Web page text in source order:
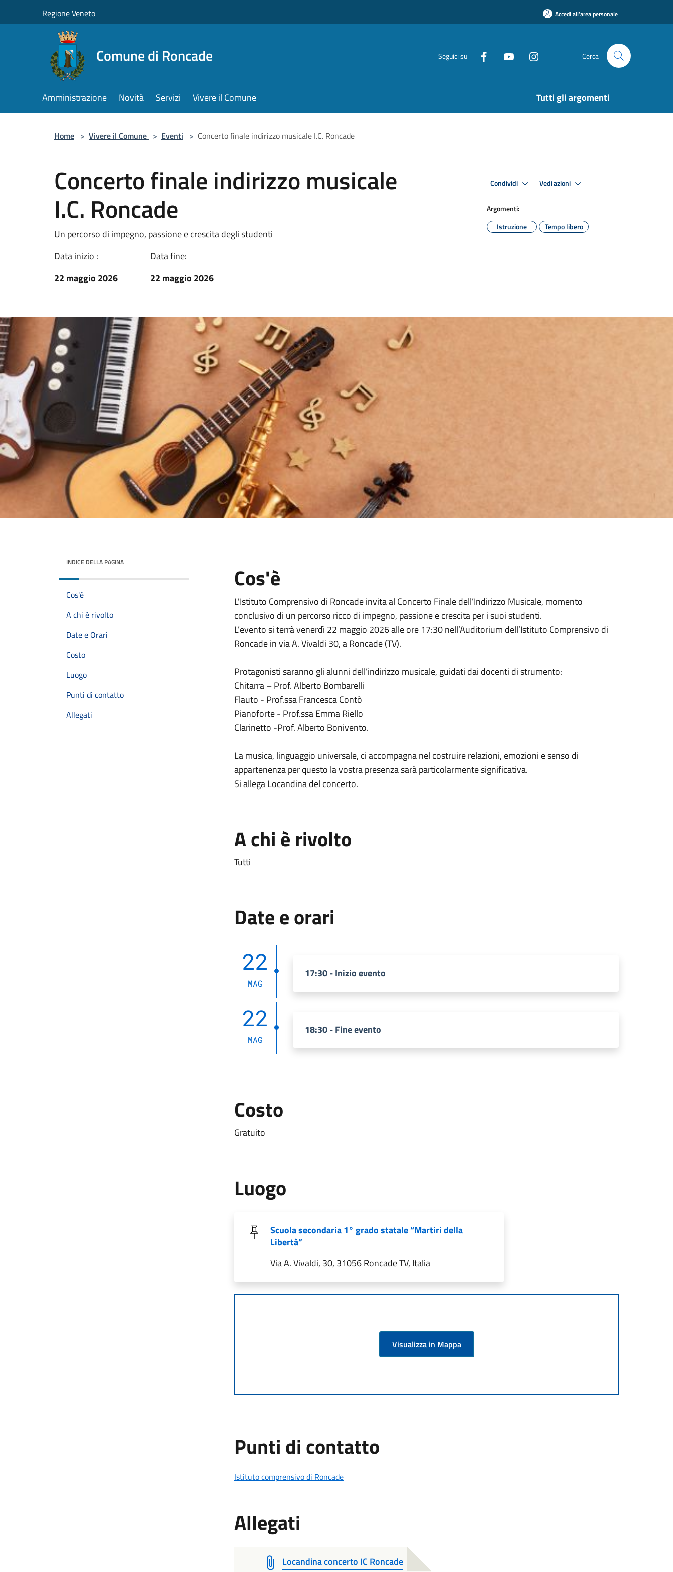
Regione Veneto Accedi all'area personale
Comune di Roncade Seguici su Cerca
Amministrazione Novità Servizi Vivere il Comune Tutti gli argomenti
Home > Vivere il Comune > Eventi > Concerto finale indirizzo musicale I.C. Roncade
Concerto finale indirizzo musicale
I.C. Roncade
Un percorso di impegno, passione e crescita degli studenti
Data inizio :
22 maggio 2026
Data fine:
22 maggio 2026
Condividi Vedi azioni
Argomenti:
Istruzione
Tempo libero
INDICE DELLA PAGINA
Cos'è
A chi è rivolto
Date e Orari
Costo
Luogo
Punti di contatto
Allegati
Cos'è
L'Istituto Comprensivo di Roncade invita al Concerto Finale dell’Indirizzo Musicale, momento
conclusivo di un percorso ricco di impegno, passione e crescita per i suoi studenti.
L’evento si terrà venerdì 22 maggio 2026 alle ore 17:30 nell’Auditorium dell’Istituto Comprensivo di
Roncade in via A. Vivaldi 30, a Roncade (TV).
Protagonisti saranno gli alunni dell’indirizzo musicale, guidati dai docenti di strumento:
Chitarra – Prof. Alberto Bombarelli
Flauto - Prof.ssa Francesca Contò
Pianoforte - Prof.ssa Emma Riello
Clarinetto -Prof. Alberto Bonivento.
La musica, linguaggio universale, ci accompagna nel costruire relazioni, emozioni e senso di
appartenenza per questo la vostra presenza sarà particolarmente significativa.
Si allega Locandina del concerto.
A chi è rivolto
Tutti
Date e orari
22
MAG
17:30 - Inizio evento
22
MAG
18:30 - Fine evento
Costo
Gratuito
Luogo
Scuola secondaria 1° grado statale “Martiri della
Libertà”
Via A. Vivaldi, 30, 31056 Roncade TV, Italia
Visualizza in Mappa
Punti di contatto
Istituto comprensivo di Roncade
Allegati
Locandina concerto IC Roncade